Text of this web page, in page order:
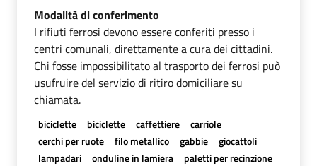
Modalità di conferimento
I rifiuti ferrosi devono essere conferiti presso i
centri comunali, direttamente a cura dei cittadini.
Chi fosse impossibilitato al trasporto dei ferrosi può
usufruire del servizio di ritiro domiciliare su
chiamata.
biciclette biciclette caffettiere
carriole
cerchi per ruote
filo metallico gabbie
giocattoli
lampadari
onduline in lamiera
paletti per recinzione